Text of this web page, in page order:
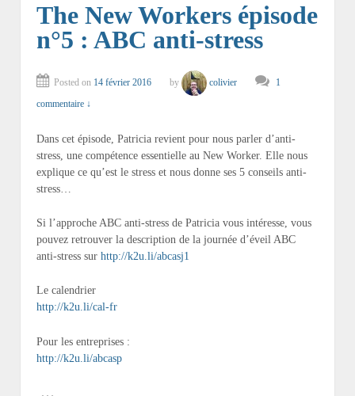
The New Workers épisode
n°5 : ABC anti-stress
Posted on 14 février 2016 by colivier
1
commentaire ↓
Dans cet épisode, Patricia revient pour nous parler d’anti-
stress, une compétence essentielle au New Worker. Elle nous
explique ce qu’est le stress et nous donne ses 5 conseils anti-
stress…
Si l’approche ABC anti-stress de Patricia vous intéresse, vous
pouvez retrouver la description de la journée d’éveil ABC
anti-stress sur http://k2u.li/abcasj1
Le calendrier
http://k2u.li/cal-fr
Pour les entreprises :
http://k2u.li/abcasp
…